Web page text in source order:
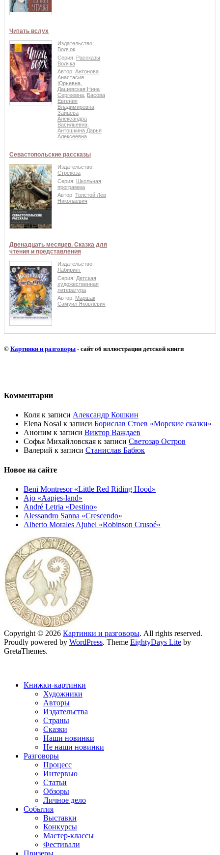
Читать вслух
Издательство:
Волчок
Серия: Рассказы
Волчка
Автор: Антонова
Анастасия
Юрьевна
Дашевская Нина
Сергеевна Басова
Евгения
Владимировна
Зайцева
Александра
Васильевна
Антошкина Дарья
Алексеевна
Севастопольские рассказы
Издательство:
Стрекоза
Серия: Школьная
программа
Автор: Толстой Лев
Николаевич
Двенадцать месяцев. Сказка для
чтения и представления
Издательство:
Лабиринт
Серия: Детская
художественная
литература
Автор: Маршак
Самуил Яковлевич
© Картинки и разговоры - сайт об иллюстрации детской книги
Комментарии
Коля к записи Александр Кошкин
Elena Nosal к записи Борислав Стоев «Морские сказки»
Аноним к записи Виктор Важдаев
Софья Михайловская к записи Светозар Остров
Валерий к записи Станислав Бабюк
Новое на сайте
Beni Montresor «Little Red Riding Hood»
Ajo «Aapjes-land»
André Letria «Destino»
Alessandro Sanna «Crescendo»
Alberto Morales Ajubel «Robinson Crusoé»
Copyright © 2026 Картинки и разговоры. All rights reserved.
Proudly powered by WordPress. Theme EightyDays Lite by
GretaThemes.
Книжки-картинки
Художники
Авторы
Издательства
Страны
Сказки
Наши новинки
Не наши новинки
Разговоры
Процесс
Интервью
Статьи
Обзоры
Личное дело
События
Выставки
Конкурсы
Мастер-классы
Фестивали
Призеры